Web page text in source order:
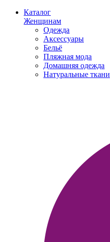
Каталог
Женщинам
Одежда
Аксессуары
Бельё
Пляжная мода
Домашняя одежда
Натуральные ткани